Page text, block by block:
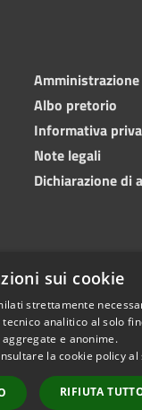
Albo pretorio
Informativa
Note legali
Dichiarazione di
sui cookie
strettamente
analitico al solo
e anonime.
la cookie policy al
RIFIUTA